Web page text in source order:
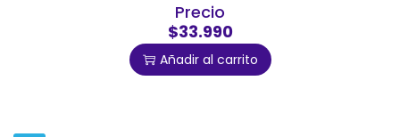
Precio
$33.990
Añadir al carrito